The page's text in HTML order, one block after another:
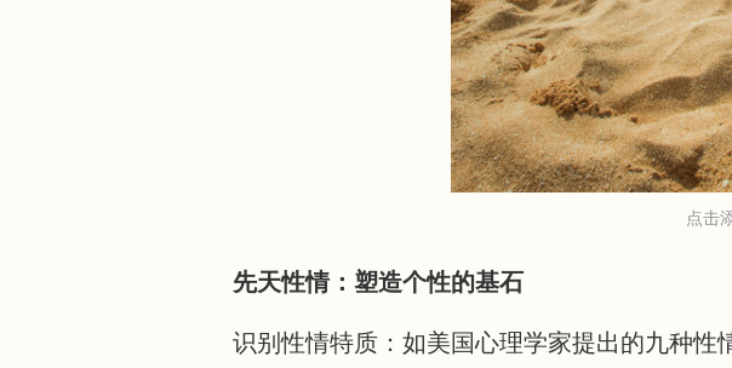
点击
先天性情：塑造个性的基石
识别性情特质：如美国心理学家提出的九种性